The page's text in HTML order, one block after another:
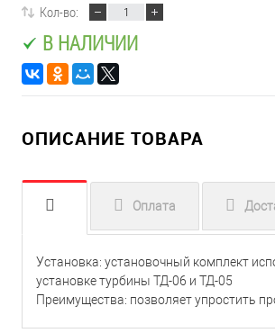
Кол-во:
В НАЛИЧИИ
ОПИСАНИЕ ТОВАРА
Оплата
Установка: установочный комплект
установке турбины ТД-06 и ТД-05
Преимущества: позволяет упростить